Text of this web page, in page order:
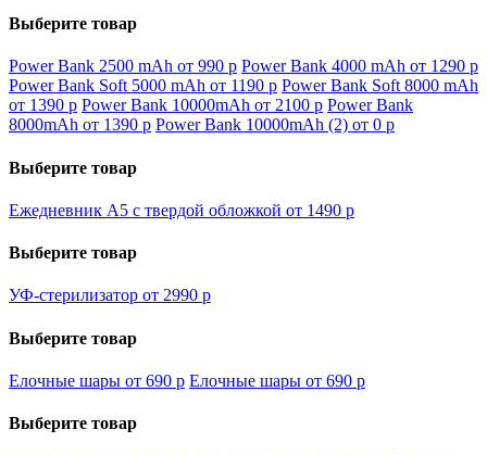
Выберите товар
Power Bank 2500 mAh от 990 p Power Bank 4000 mAh от 1290 p
Power Bank Soft 5000 mAh от 1190 p Power Bank Soft 8000 mAh
от 1390 p Power Bank 10000mAh от 2100 p Power Bank
8000mAh от 1390 p Power Bank 10000mAh (2) от 0 p
Выберите товар
Ежедневник А5 с твердой обложкой от 1490 p
Выберите товар
УФ-стерилизатор от 2990 p
Выберите товар
Елочные шары от 690 p Елочные шары от 690 p
Выберите товар